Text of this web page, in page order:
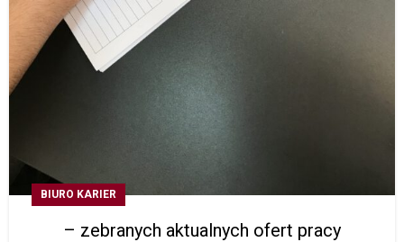
BIURO KARIER
– zebranych aktualnych ofert pracy